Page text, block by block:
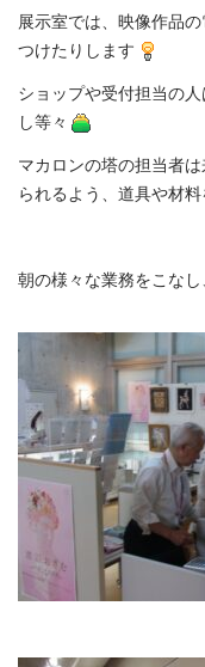
展示室では、映像作品
つけたりします
ショップや受付担当の
し等々
マカロンの塔の担当者
られるよう、道具や材
朝の様々な業務をこなし